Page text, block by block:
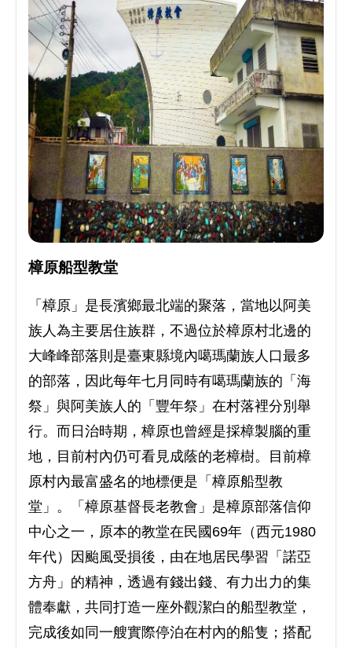
樟原船型教堂
「樟原」是長濱鄉最北端的聚落，當地以阿美
族人為主要居住族群，不過位於樟原村北邊的
大峰峰部落則是臺東縣境內噶瑪蘭族人口最多
的部落，因此每年七月同時有噶瑪蘭族的「海
祭」與阿美族人的「豐年祭」在村落裡分別舉
行。而日治時期，樟原也曾經是採樟製腦的重
地，目前村內仍可看見成蔭的老樟樹。目前樟
原村內最富盛名的地標便是「樟原船型教
堂」。「樟原基督長老教會」是樟原部落信仰
中心之一，原本的教堂在民國69年（西元1980
年代）因颱風受損後，由在地居民學習「諾亞
方舟」的精神，透過有錢出錢、有力出力的集
體奉獻，共同打造一座外觀潔白的船型教堂，
完成後如同一艘實際停泊在村內的船隻；搭配